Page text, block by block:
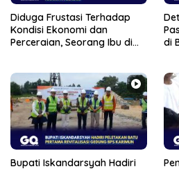
Diduga Frustasi Terhadap
Kondisi Ekonomi dan
Perceraian, Seorang Ibu di
di
Bupati Iskandarsyah Hadiri